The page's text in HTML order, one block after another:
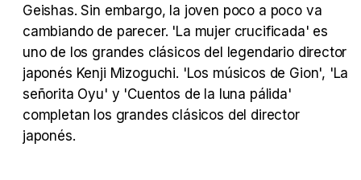
Geishas. Sin embargo, la joven poco a poco va
cambiando de parecer. 'La mujer crucificada' es
uno de los grandes clásicos del legendario director
japonés Kenji Mizoguchi. 'Los músicos de Gion', 'La
señorita Oyu' y 'Cuentos de la luna pálida'
completan los grandes clásicos del director
japonés.